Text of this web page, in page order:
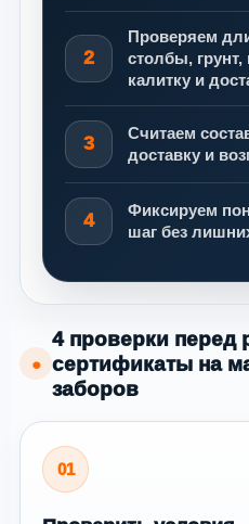
2
Проверяем
столбы,
калитку и
3
Считаем
доставку и
4
Фиксируем
шаг без
●
4 проверки перед
сертификаты на
заборов
01